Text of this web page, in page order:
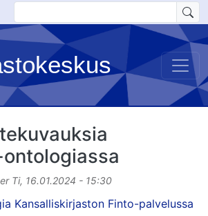
ontologiassa
Ti, 16.01.2024 - 15:30
Kansalliskirjaston Finto-palvelussa